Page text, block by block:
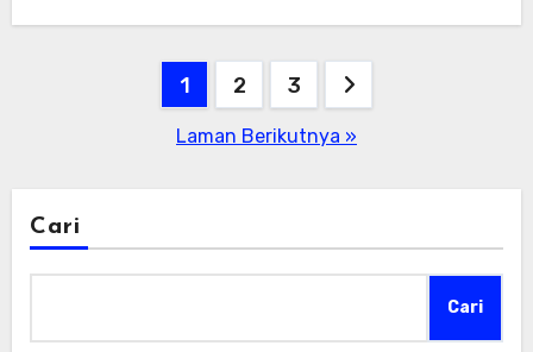
1 2 3
Laman Berikutnya »
Cari
Cari